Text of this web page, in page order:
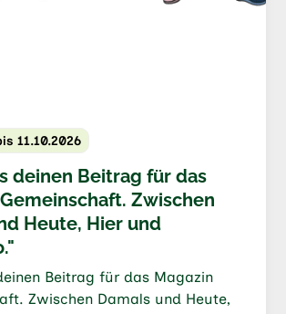
11.10.2026
deinen Beitrag für das
Zwischen
Heute, Hier und
Beitrag für das Magazin
Zwischen Damals und Heute,